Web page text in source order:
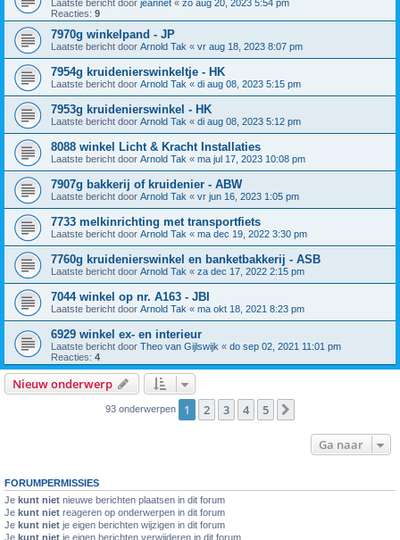
Laatste bericht door jeannet « zo aug 20, 2023 5:54 pm
Reacties: 9
7970g winkelpand - JP
Laatste bericht door Arnold Tak « vr aug 18, 2023 8:07 pm
7954g kruidenierswinkeltje - HK
Laatste bericht door Arnold Tak « di aug 08, 2023 5:15 pm
7953g kruidenierswinkel - HK
Laatste bericht door Arnold Tak « di aug 08, 2023 5:12 pm
8088 winkel Licht & Kracht Installaties
Laatste bericht door Arnold Tak « ma jul 17, 2023 10:08 pm
7907g bakkerij of kruidenier - ABW
Laatste bericht door Arnold Tak « vr jun 16, 2023 1:05 pm
7733 melkinrichting met transportfiets
Laatste bericht door Arnold Tak « ma dec 19, 2022 3:30 pm
7760g kruidenierswinkel en banketbakkerij - ASB
Laatste bericht door Arnold Tak « za dec 17, 2022 2:15 pm
7044 winkel op nr. A163 - JBI
Laatste bericht door Arnold Tak « ma okt 18, 2021 8:23 pm
6929 winkel ex- en interieur
Laatste bericht door Theo van Gijlswijk « do sep 02, 2021 11:01 pm
Reacties: 4
Nieuw onderwerp
93 onderwerpen 1 2 3 4 5
Ga naar
FORUMPERMISSIES
Je kunt niet nieuwe berichten plaatsen in dit forum
Je kunt niet reageren op onderwerpen in dit forum
Je kunt niet je eigen berichten wijzigen in dit forum
Je kunt niet je eigen berichten verwijderen in dit forum